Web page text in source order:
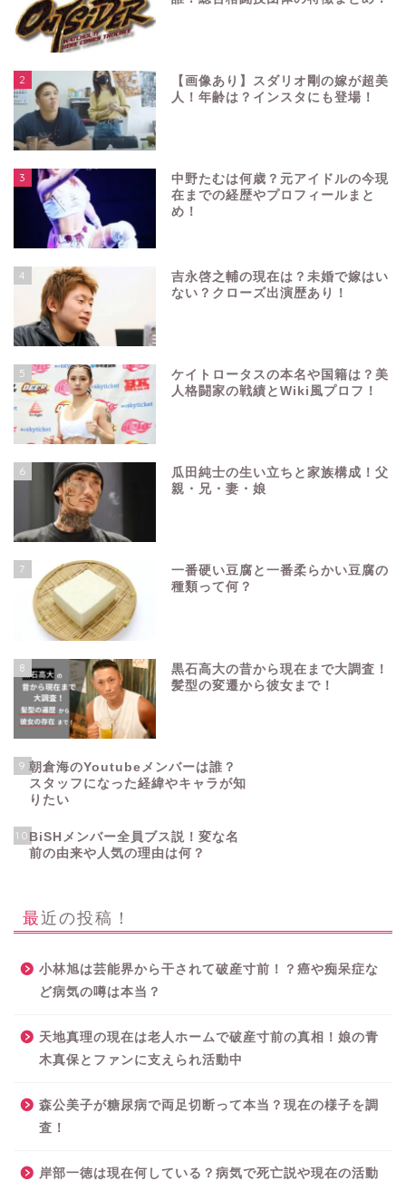
2
【画像あり】スダリオ剛の嫁が超美
人！年齢は？インスタにも登場！
3
中野たむは何歳？元アイドルの今現
在までの経歴やプロフィールまと
め！
4
吉永啓之輔の現在は？未婚で嫁はい
ない？クローズ出演歴あり！
5
ケイトロータスの本名や国籍は？美
人格闘家の戦績とWiki風プロフ！
6
瓜田純士の生い立ちと家族構成！父
親・兄・妻・娘
7
一番硬い豆腐と一番柔らかい豆腐の
種類って何？
8
黒石高大の昔から現在まで大調査！
髪型の変遷から彼女まで！
9 朝倉海のYoutubeメンバーは誰？
スタッフになった経緯やキャラが知
りたい
10 BiSHメンバー全員ブス説！変な名
前の由来や人気の理由は何？
最近の投稿！
小林旭は芸能界から干されて破産寸前！？癌や痴呆症な
ど病気の噂は本当？
天地真理の現在は老人ホームで破産寸前の真相！娘の青
木真保とファンに支えられ活動中
森公美子が糖尿病で両足切断って本当？現在の様子を調
査！
岸部一徳は現在何している？病気で死亡説や現在の活動